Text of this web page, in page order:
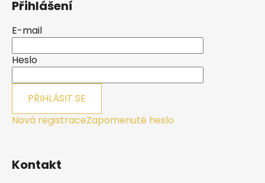
Přihlášení
E-mail
Heslo
PŘIHLÁSIT SE
Nová registraceZapomenuté heslo
Kontakt